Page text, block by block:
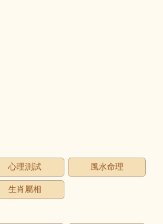
心理測試 風水命理
生肖屬相